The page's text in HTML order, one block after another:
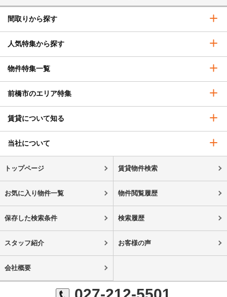
間取りから探す
人気特集から探す
物件特集一覧
前橋市のエリア特集
賃貸について知る
当社について
トップページ 賃貸物件検索
お気に入り物件一覧 物件閲覧履歴
保存した検索条件 検索履歴
スタッフ紹介 お客様の声
会社概要